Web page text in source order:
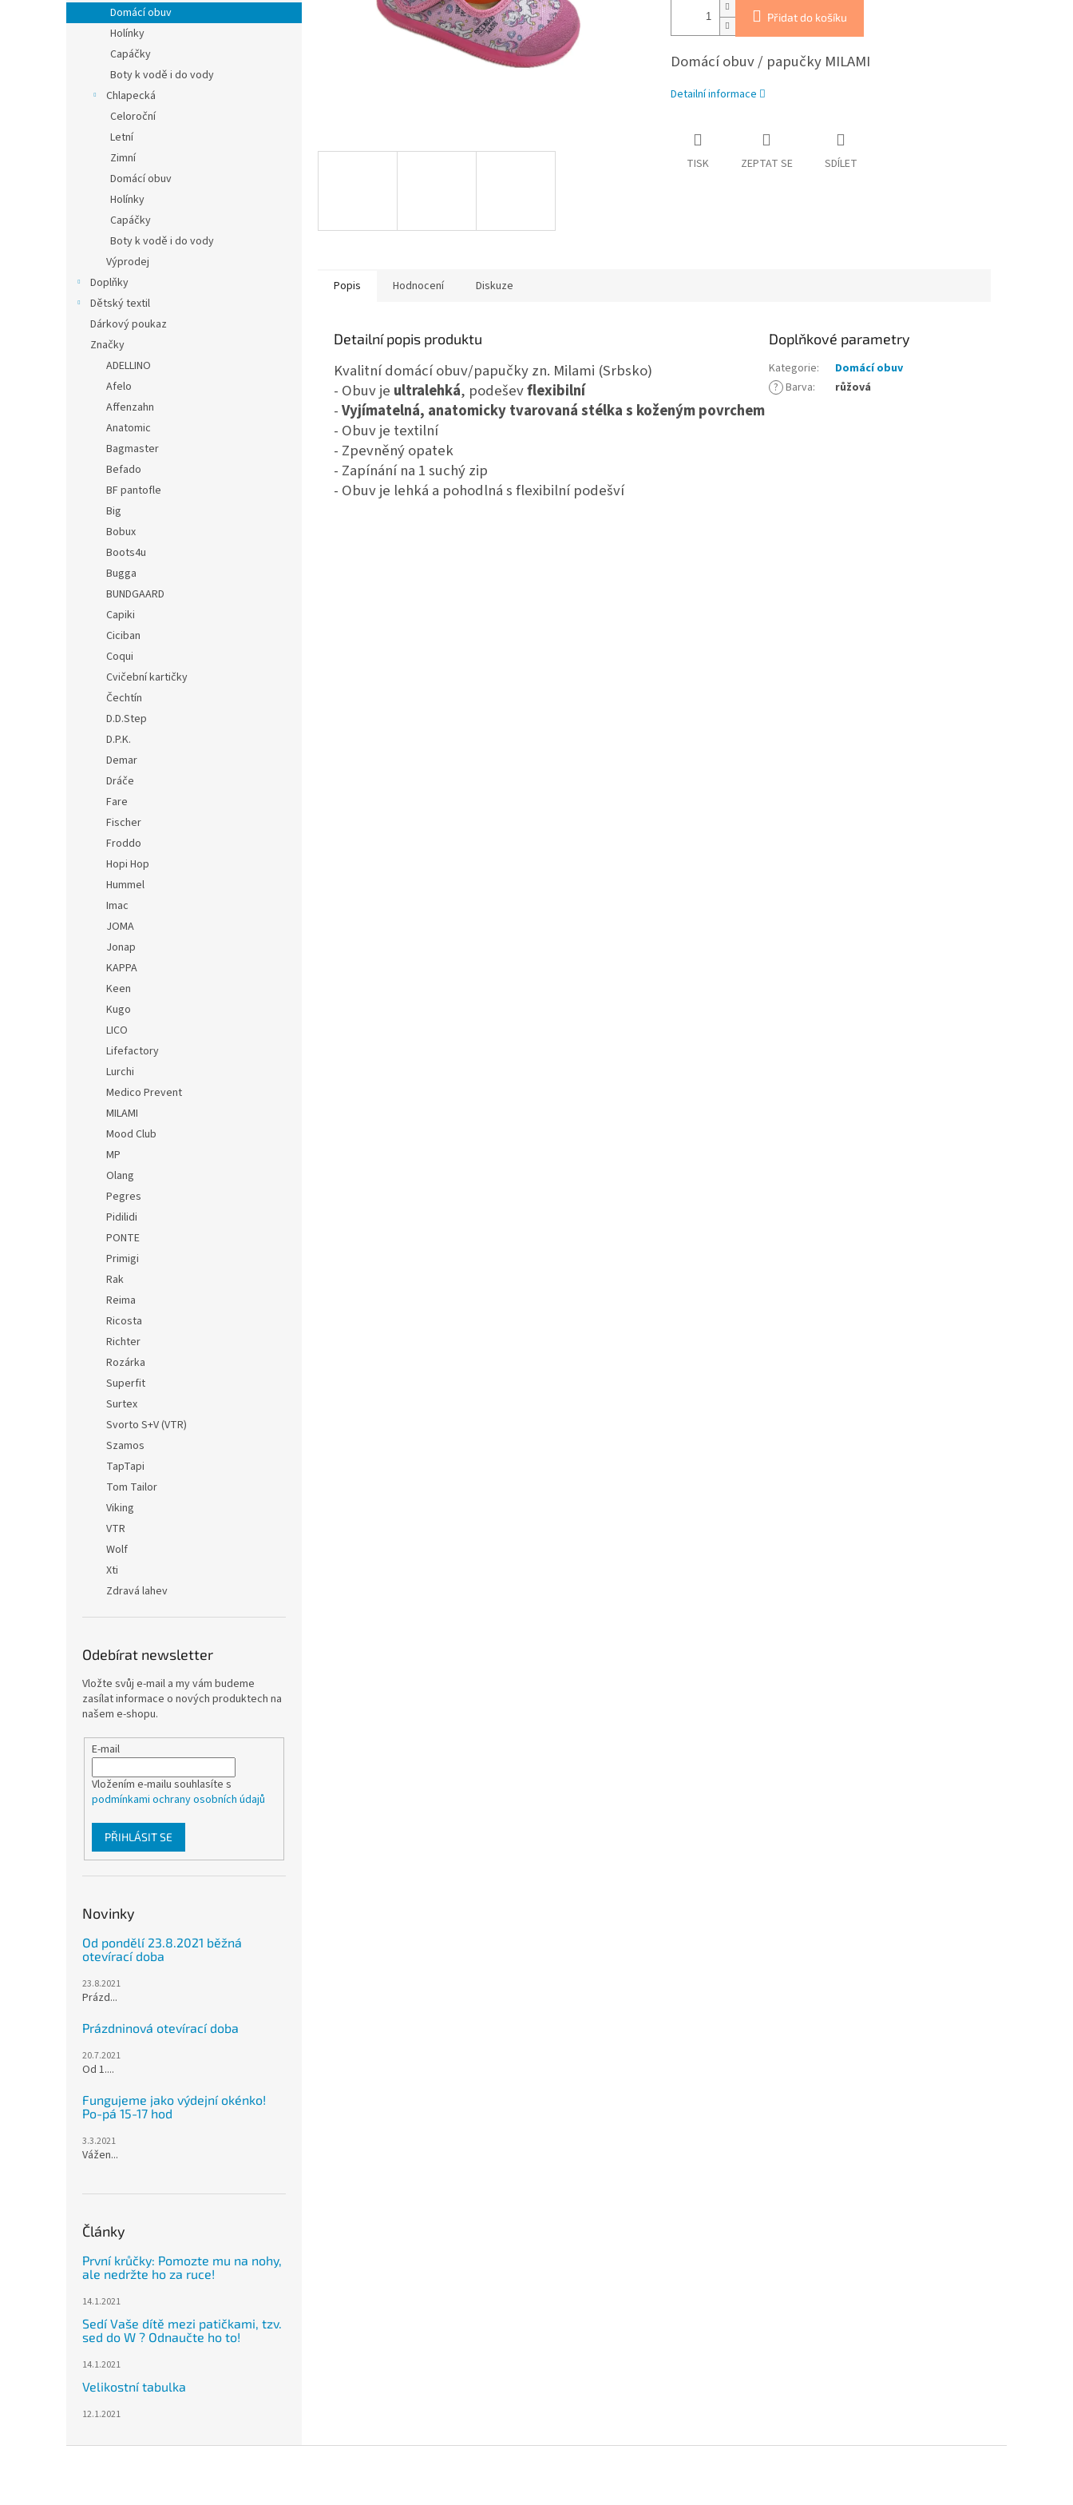
n
e
Domácí obuv
Holínky
Capáčky
Boty k vodě i do vody
Chlapecká
Celoroční
Letní
Zimní
Domácí obuv
Holínky
Capáčky
Boty k vodě i do vody
Výprodej
Doplňky
Dětský textil
Dárkový poukaz
Značky
ADELLINO
Afelo
Affenzahn
Anatomic
Bagmaster
Befado
BF pantofle
Big
Bobux
Boots4u
Bugga
BUNDGAARD
Capiki
Ciciban
Coqui
Cvičební kartičky
Čechtín
D.D.Step
D.P.K.
Demar
Dráče
Fare
Fischer
Froddo
Hopi Hop
Hummel
Imac
JOMA
Jonap
KAPPA
Keen
Kugo
LICO
Lifefactory
Lurchi
Medico Prevent
MILAMI
Mood Club
MP
Olang
Pegres
Pidilidi
PONTE
Primigi
Rak
Reima
Ricosta
Richter
Rozárka
Superfit
Surtex
Svorto S+V (VTR)
Szamos
TapTapi
Tom Tailor
Viking
VTR
Wolf
Xti
Zdravá lahev
Odebírat newsletter
Vložte svůj e-mail a my vám budeme
zasílat informace o nových produktech na
našem e-shopu.
E-mail
Vložením e-mailu souhlasíte s
podmínkami ochrany osobních údajů
PŘIHLÁSIT SE
Novinky
Od pondělí 23.8.2021 běžná
otevírací doba
23.8.2021
Prázd...
Prázdninová otevírací doba
20.7.2021
Od 1....
Fungujeme jako výdejní okénko!
Po-pá 15-17 hod
3.3.2021
Vážen...
Články
První krůčky: Pomozte mu na nohy,
ale nedržte ho za ruce!
14.1.2021
Sedí Vaše dítě mezi patičkami, tzv.
sed do W ? Odnaučte ho to!
14.1.2021
Velikostní tabulka
12.1.2021
Přidat do košíku
Domácí obuv / papučky MILAMI
Detailní informace
TISK ZEPTAT SE SDÍLET
Popis Hodnocení Diskuze
Detailní popis produktu
Kvalitní domácí obuv/papučky zn. Milami (Srbsko)
- Obuv je ultralehká, podeševflexibilní
-Vyjímatelná, anatomicky tvarovaná stélka s koženým povrchem
- Obuv je textilní
- Zpevněný opatek
- Zapínání na 1 suchý zip
- Obuv je lehká a pohodlná s flexibilní podešví
Doplňkové parametry
Kategorie:
Domácí obuv
? Barva: růžová